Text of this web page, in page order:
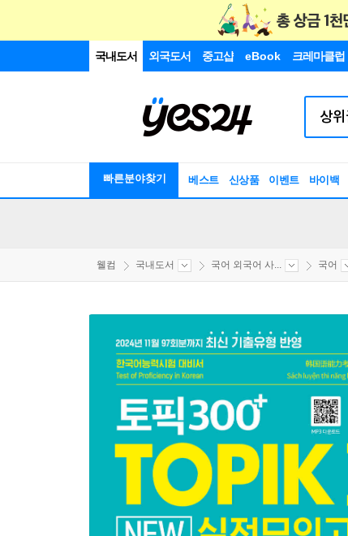
국내도서 외국도서 중고샵 eBook 크레마클럽
빠른분야찾기 베스트 신상품 이벤트 바이백
웰컴 국내도서 국어 외국어 사... 국어